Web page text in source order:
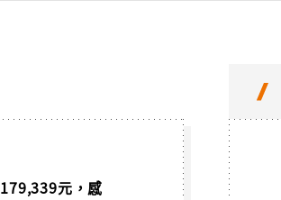
元，感